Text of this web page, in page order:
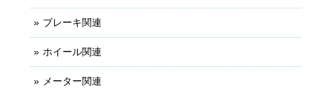
ブレーキ関連
ホイール関連
メーター関連